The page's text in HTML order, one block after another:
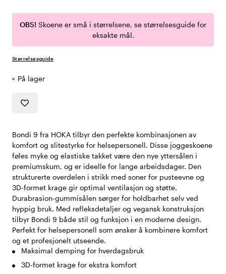
OBS! Skoene er små i størrelsene, se størrelsesguide for
eksakte mål.
Størrelsesguide
På lager
Bondi 9 fra HOKA tilbyr den perfekte kombinasjonen av
komfort og slitestyrke for helsepersonell. Disse joggeskoene
føles myke og elastiske takket være den nye yttersålen i
premiumskum, og er ideelle for lange arbeidsdager. Den
strukturerte overdelen i strikk med soner for pusteevne og
3D-formet krage gir optimal ventilasjon og støtte.
Durabrasion-gummisålen sørger for holdbarhet selv ved
hyppig bruk. Med refleksdetaljer og vegansk konstruksjon
tilbyr Bondi 9 både stil og funksjon i en moderne design.
Perfekt for helsepersonell som ønsker å kombinere komfort
og et profesjonelt utseende.
Maksimal demping for hverdagsbruk
3D-formet krage for ekstra komfort